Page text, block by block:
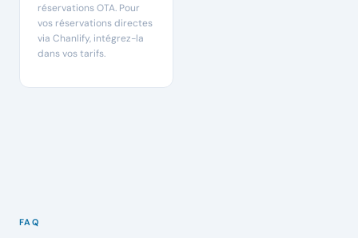
réservations OTA. Pour
vos réservations directes
via Chanlify, intégrez-la
dans vos tarifs.
FAQ